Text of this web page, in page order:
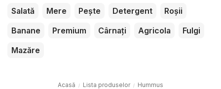
Salată
Mere Pește Detergent
Roșii
Banane
Premium Cârnați Agricola
Fulgi
Mazăre
Acasă Lista produselor Hummus